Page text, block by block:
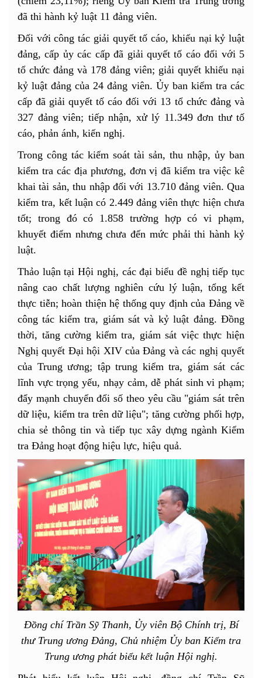
đã thi hành kỷ luật 11 đảng viên.
Đối với công tác giải quyết tố cáo, khiếu nại kỷ luật
đảng, cấp ủy các cấp đã giải quyết tố cáo đối với 5
tổ chức đảng và 178 đảng viên; giải quyết khiếu nại
kỷ luật đảng của 24 đảng viên. Ủy ban kiểm tra các
cấp đã giải quyết tố cáo đối với 13 tổ chức đảng và
327 đảng viên; tiếp nhận, xử lý 11.349 đơn thư tố
cáo, phản ánh, kiến nghị.
Trong công tác kiểm soát tài sản, thu nhập, ủy ban
kiểm tra các địa phương, đơn vị đã kiểm tra việc kê
khai tài sản, thu nhập đối với 13.710 đảng viên. Qua
kiểm tra, kết luận có 2.449 đảng viên thực hiện chưa
tốt; trong đó có 1.858 trường hợp có vi phạm,
khuyết điểm nhưng chưa đến mức phải thi hành kỷ
luật.
Thảo luận tại Hội nghị, các đại biểu đề nghị tiếp tục
nâng cao chất lượng nghiên cứu lý luận, tổng kết
thực tiễn; hoàn thiện hệ thống quy định của Đảng về
công tác kiểm tra, giám sát và kỷ luật đảng. Đồng
thời, tăng cường kiểm tra, giám sát việc thực hiện
Nghị quyết Đại hội XIV của Đảng và các nghị quyết
của Trung ương; tập trung kiểm tra, giám sát các
lĩnh vực trọng yếu, nhạy cảm, dễ phát sinh vi phạm;
đẩy mạnh chuyển đổi số theo yêu cầu "giám sát trên
dữ liệu, kiểm tra trên dữ liệu"; tăng cường phối hợp,
chia sẻ thông tin và tiếp tục xây dựng ngành Kiểm
tra Đảng hoạt động hiệu lực, hiệu quả.
Đồng chí Trần Sỹ Thanh, Ủy viên Bộ Chính trị, Bí
thư Trung ương Đảng, Chủ nhiệm Ủy ban Kiểm tra
Trung ương phát biểu kết luận Hội nghị.